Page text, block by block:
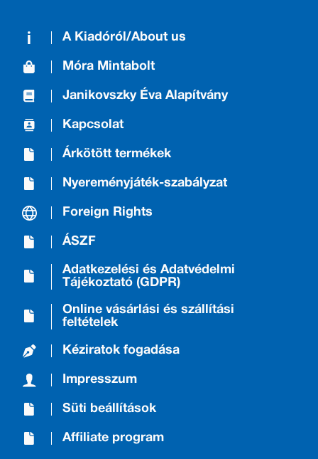
A Kiadóról/About us
Móra Mintabolt
Janikovszky Éva Alapítvány
Kapcsolat
Árkötött termékek
Nyereményjáték-szabályzat
Foreign Rights
ÁSZF
Adatkezelési és Adatvédelmi
Tájékoztató (GDPR)
Online vásárlási és szállítási
feltételek
Kéziratok fogadása
Impresszum
Süti beállítások
Affiliate program